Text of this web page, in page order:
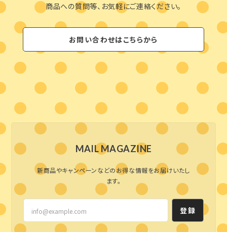
商品への質問等、お気軽にご連絡ください。
お問い合わせはこちらから
MAIL MAGAZINE
新商品やキャンペーンなどのお得な情報をお届けいたし
ます。
登録